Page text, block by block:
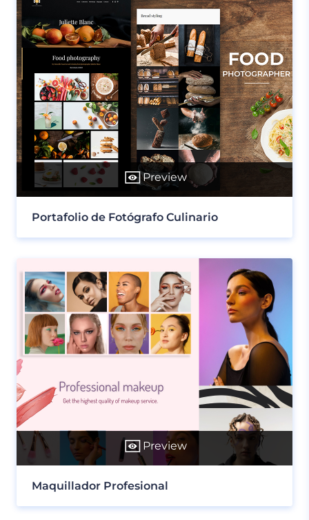
Preview
Portafolio de Fotógrafo Culinario
Preview
Maquillador Profesional